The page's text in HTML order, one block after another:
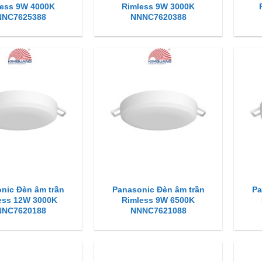
9W 4000K
Rimless 9W 3000K
NNNC7620388
Đèn âm trần
12W 3000K
Panasonic Đèn âm trần
Rimless 9W 6500K
NNNC7621088